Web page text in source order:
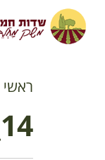
לתוכן
ראשי